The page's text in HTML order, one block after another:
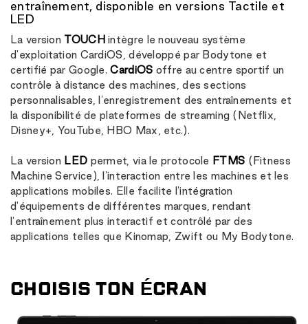
entraînement, disponible en versions Tactile et
LED
La version TOUCH intègre le nouveau système
d'exploitation CardiOS, développé par Bodytone et
certifié par Google.CardiOS offre au centre sportif un
contrôle à distance des machines, des sections
personnalisables, l'enregistrement des entraînements et
la disponibilité de plateformes de streaming (Netflix,
Disney+, YouTube, HBO Max, etc.).
La version LED permet, via le protocole FTMS (Fitness
Machine Service), l'interaction entre les machines et les
applications mobiles. Elle facilite l'intégration
d'équipements de différentes marques, rendant
l'entraînement plus interactif et contrôlé par des
applications telles que Kinomap, Zwift ou My Bodytone.
CHOISIS TON ÉCRAN